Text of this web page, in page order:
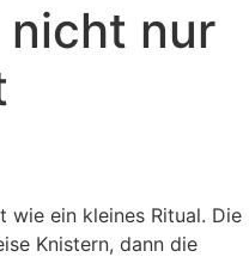
nicht nur
wie ein kleines Ritual. Die
Knistern, dann die